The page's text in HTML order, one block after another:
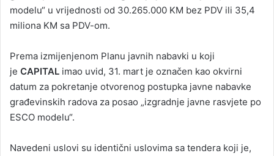
modelu“ u vrijednosti od 30.265.000 KM bez PDV ili 35,4
miliona KM sa PDV-om.
Prema izmijenjenom Planu javnih nabavki u koji
je CAPITAL imao uvid, 31. mart je označen kao okvirni
datum za pokretanje otvorenog postupka javne nabavke
građevinskih radova za posao „izgradnje javne rasvjete po
ESCO modelu“.
Navedeni uslovi su identični uslovima sa tendera koji je,